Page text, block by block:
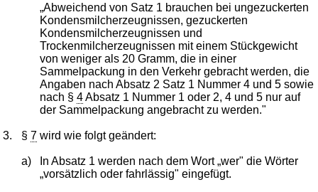
„Abweichend von Satz 1 brauchen bei ungezuckerten
Kondensmilcherzeugnissen, gezuckerten
Kondensmilcherzeugnissen und
Trockenmilcherzeugnissen mit einem Stückgewicht
von weniger als 20 Gramm, die in einer
Sammelpackung in den Verkehr gebracht werden, die
Angaben nach Absatz 2 Satz 1 Nummer 4 und 5 sowie
nach § 4Absatz 1 Nummer 1 oder 2, 4 und 5 nur auf
der Sammelpackung angebracht zu werden."
3. §7 wird wie folgt geändert:
a)
In Absatz 1 werden nach dem Wort „wer" die Wörter
„vorsätzlich oder fahrlässig" eingefügt.